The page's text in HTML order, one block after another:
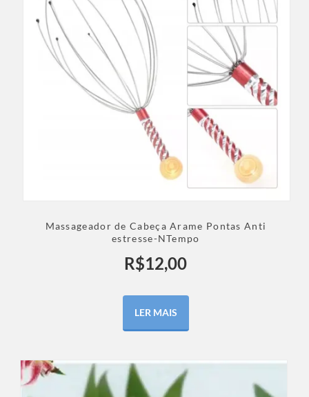
Massageador de Cabeça Arame Pontas Anti
estresse-NTempo
R$12,00
LER MAIS